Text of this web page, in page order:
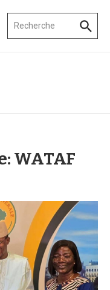
WATAF